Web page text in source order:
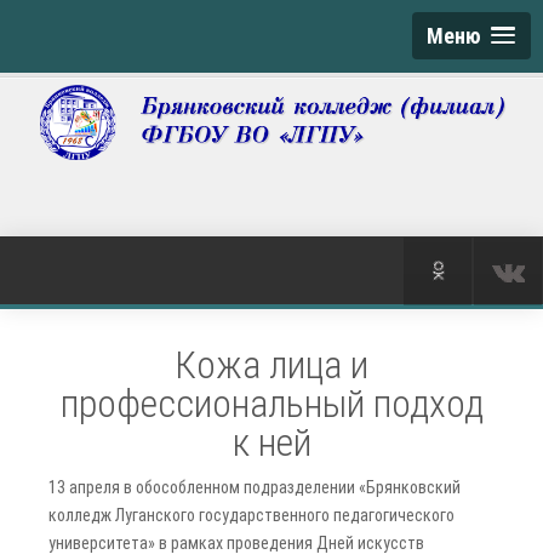
Меню
Кожа лица и
профессиональный подход
к ней
13 апреля в обособленном подразделении «Брянковский
колледж Луганского государственного педагогического
университета» в рамках проведения Дней искусств